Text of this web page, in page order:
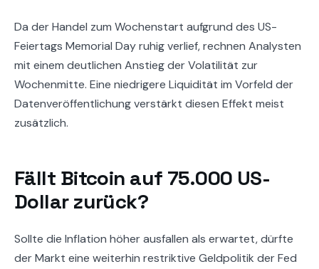
Da der Handel zum Wochenstart aufgrund des US-
Feiertags Memorial Day ruhig verlief, rechnen Analysten
mit einem deutlichen Anstieg der Volatilität zur
Wochenmitte. Eine niedrigere Liquidität im Vorfeld der
Datenveröffentlichung verstärkt diesen Effekt meist
zusätzlich.
Fällt Bitcoin auf 75.000 US-
Dollar zurück?
Sollte die Inflation höher ausfallen als erwartet, dürfte
der Markt eine weiterhin restriktive Geldpolitik der Fed